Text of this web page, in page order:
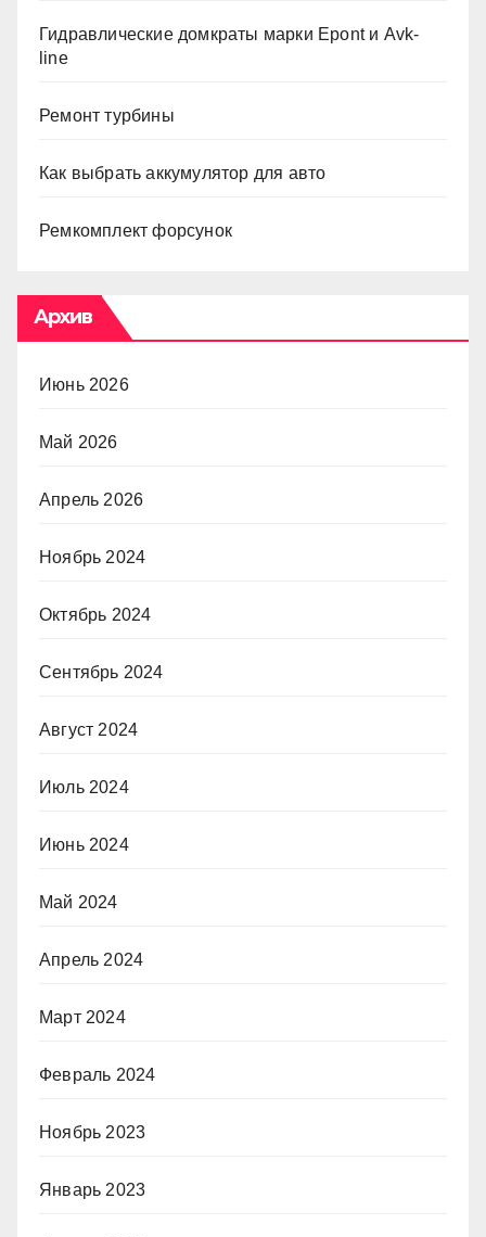
Гидравлические домкраты марки Epont и Avk-
line
Ремонт турбины
Как выбрать аккумулятор для авто
Ремкомплект форсунок
Архив
Июнь 2026
Май 2026
Апрель 2026
Ноябрь 2024
Октябрь 2024
Сентябрь 2024
Август 2024
Июль 2024
Июнь 2024
Май 2024
Апрель 2024
Март 2024
Февраль 2024
Ноябрь 2023
Январь 2023